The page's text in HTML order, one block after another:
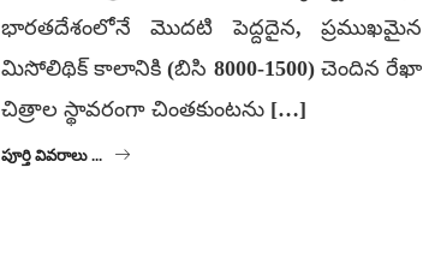
భారతదేశంలోనే మొదటి పెద్దదైన, ప్రముఖమైన
మిసోలిథిక్‌ కాలానికి (బిసి 8000-1500) చెందిన రేఖా
చిత్రాల స్థావరంగా చింతకుంటను […]
పూర్తి వివరాలు ...